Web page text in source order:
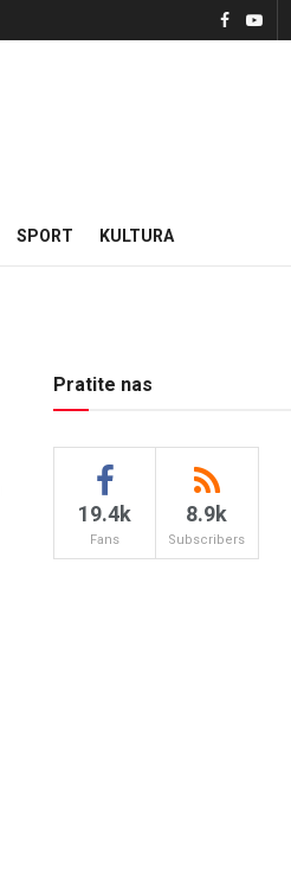
SPORT KULTURA
Pratite nas
19.4k
Fans
8.9k
Subscribers